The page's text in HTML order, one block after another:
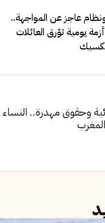
عاجز عن المواجهة..
يومية تؤرق العائلات
وحقوق مهدرة..